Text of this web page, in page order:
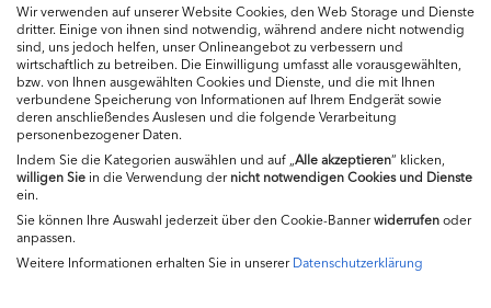
Ernährung
Produkte
Impressum
Wir verwenden auf unserer Website Cookies, den Web Storage und Dienste
dritter. Einige von ihnen sind notwendig, während andere nicht notwendig
sind, uns jedoch helfen, unser Onlineangebot zu verbessern und
wirtschaftlich zu betreiben. Die Einwilligung umfasst alle vorausgewählten,
bzw. von Ihnen ausgewählten Cookies und Dienste, und die mit Ihnen
verbundene Speicherung von Informationen auf Ihrem Endgerät sowie
deren anschließendes Auslesen und die folgende Verarbeitung
personenbezogener Daten.
Indem Sie die Kategorien auswählen und auf „ Alle akzeptieren“ klicken,
willigenSie in die Verwendung dernicht notwendigen Cookies und Dienste
ein.
Sie können Ihre Auswahl jederzeit über den Cookie-Bannerwiderrufenoder
anpassen.
Weitere Informationen erhalten Sie in unsererDatenschutzerklärung